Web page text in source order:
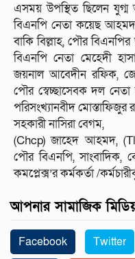
এসময় উপস্থিত ছিলেন
বিএনপি নেতা কয়েছ
বাকি বিল্লাহ, পৌর
বিএনপি নেতা মেহেদী
জয়নাল আবেদীন রফিক,
পৌর স্বেচ্ছাসেবক দল
পরিসংখ্যানবীদ মোস্তাফিজুর
সহকারী নাসিরা বেগম,
(Chcp) জাহেদ আহমদ,
পৌর বিএনপি, সাংবাদিক,
কমপ্লেক্স’র কর্মকর্তা /
আপনার সামাজিক
Facebook Twitter